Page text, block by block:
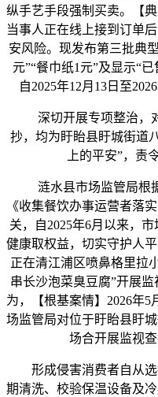
纵手艺手段强制买卖。【
当事人正在线上接到订单
安风险。现发布第三批典
元”“餐巾纸1元”及显示“
自2025年12月13日至
深切开展专项整治，对
抄，均为盱眙县盱城街道
上的平安”，责
涟水县市场监管局根据
《收集餐饮办事运营者落
关，自2025年6月以来，
健康取权益，切实守护人
正在清江浦区喷鼻格里拉
串长沙泡菜臭豆腐”开展
为，【根基案情】2026年
场监管局对位于盱眙县盱
场合开展监视
形成侵害消费者自从选
期清洗、校验保温设备及